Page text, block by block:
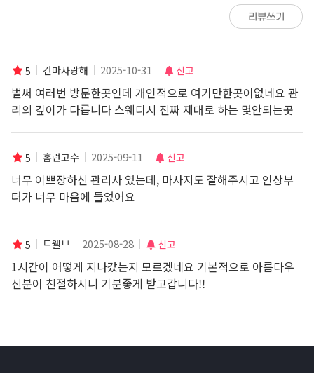
리뷰쓰기
5 건마사랑해 2025-10-31 신고
벌써 여러번 방문한곳인데 개인적으로 여기만한곳이없네요 관
리의 깊이가 다릅니다 스웨디시 진짜 제대로 하는 몇안되는곳
5 홈런고수 2025-09-11 신고
너무 이쁘장하신 관리사 였는데, 마사지도 잘해주시고 인상부
터가 너무 마음에 들었어요
5 트웰브 2025-08-28 신고
1시간이 어떻게 지나갔는지 모르겠네요 기본적으로 아름다우
신분이 친절하시니 기분좋게 받고갑니다!!